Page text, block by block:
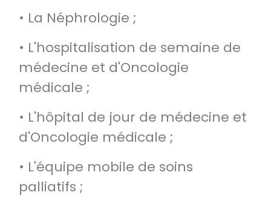
• La Néphrologie ;
• L'hospitalisation de semaine de
médecine et d'Oncologie
médicale ;
• L'hôpital de jour de médecine et
d'Oncologie médicale ;
• L'équipe mobile de soins
palliatifs ;